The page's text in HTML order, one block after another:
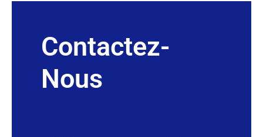
Contactez-
Nous